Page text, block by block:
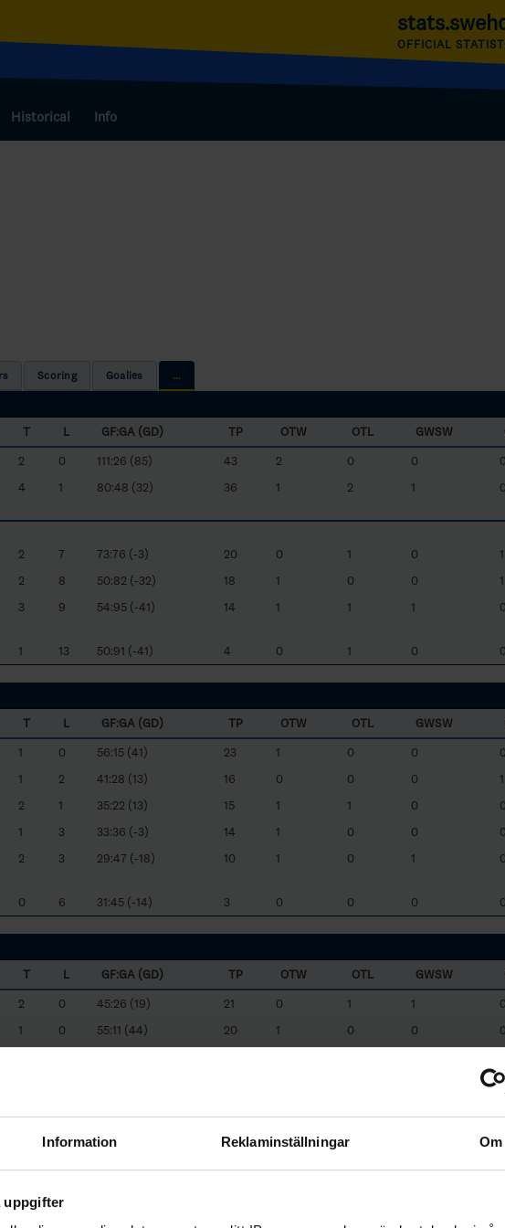
Information Reklaminställningar Om
uppgifter
Historical Info
OFFICIAL
Scoring Goalies ...
T L GF:GA (GD) TP OTW OTL GWSW
2 0 111:26 (85) 43 2 0 0
0
4 1 80:48 (32) 36 1 2 1 0
2 7 73:76 (-3) 20 0 1 0
1
2 8 50:82 (-32) 18 1 0 0
1
3 9 54:95 (-41) 14 1 1 1 0
1 13 50:91 (-41) 4 0 1 0 0
T L GF:GA (GD) TP OTW OTL GWSW
1 0 56:15 (41) 23 1 0 0
0
1 2 41:28 (13) 16 0 0 0
1
2 1 35:22 (13) 15 1 1 0
0
1 3 33:36 (-3) 14 1 0 0
0
2 3 29:47 (-18) 10 1 0 1 0
0 6 31:45 (-14) 3 0 0 0 0
T L GF:GA (GD) TP OTW OTL GWSW
2 0 45:26 (19) 21 0 1 1
0
1 0 55:11 (44) 20 1 0 0
0